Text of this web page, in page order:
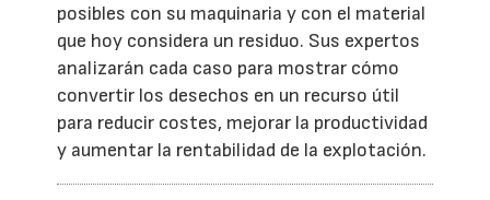
posibles con su maquinaria y con el material
que hoy considera un residuo. Sus expertos
analizarán cada caso para mostrar cómo
convertir los desechos en un recurso útil
para reducir costes, mejorar la productividad
y aumentar la rentabilidad de la explotación.